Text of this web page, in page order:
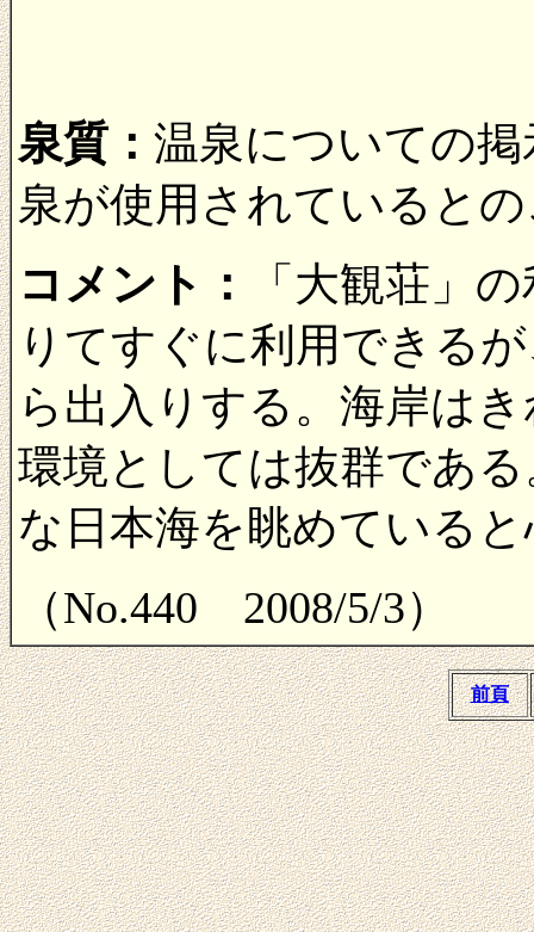
泉質： 温泉についての
泉が使用されていると
コメント：
「大観荘」
りてすぐに利用できる
ら出入りする。海岸は
環境としては抜群であ
な日本海を眺めている
（No.440 2008/5/3）
前頁